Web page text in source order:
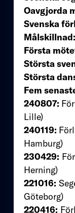
Oavgjorda
Svenska
Målskillnad:
Första
Största
Största
Fem
240807:
Lille)
240119:
Hamburg)
230429:
Herning)
221016:
Göteborg)
220416: